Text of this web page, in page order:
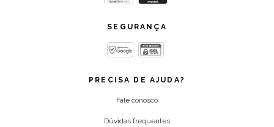
SEGURANÇA
PRECISA DE AJUDA?
Fale conosco
Dúvidas frequentes